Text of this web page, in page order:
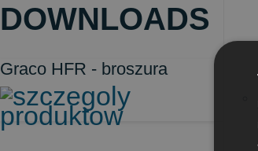
DOWNLOADS
Graco HFR - broszura